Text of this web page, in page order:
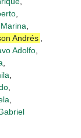
Andrés
Adolfo